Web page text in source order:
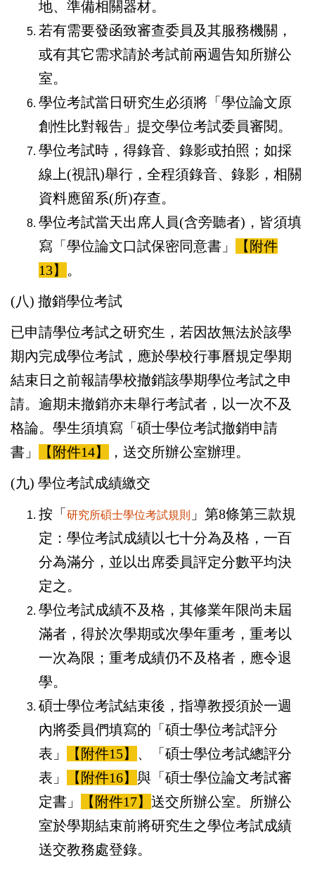
地、準備相關器材。
若有需要發函致審查委員及其服務機關，
或有其它需求請於考試前兩週告知所辦公
室。
學位考試當日研究生必須將「學位論文原
創性比對報告」提交學位考試委員審閱。
學位考試時，得錄音、錄影或拍照；如採
線上(視訊)舉行，全程須錄音、錄影，相關
資料應留系(所)存查。
學位考試當天出席人員(含旁聽者)，皆須填
寫「學位論文口試保密同意書」
【附件
13】 。
(八) 撤銷學位考試
已申請學位考試之研究生，若因故無法於該學
期內完成學位考試，應於學校行事曆規定學期
結束日之前報請學校撤銷該學期學位考試之申
請。逾期未撤銷亦未舉行考試者，以一次不及
格論。學生須填寫「碩士學位考試撤銷申請
書」
【附件14】
，送交所辦公室辦理。
(九) 學位考試成績繳交
按「 研究所碩士學位考試規則
」第8條第三款規
定：學位考試成績以七十分為及格，一百
分為滿分，並以出席委員評定分數平均決
定之。
學位考試成績不及格，其修業年限尚未屆
滿者，得於次學期或次學年重考，重考以
一次為限；重考成績仍不及格者，應令退
學。
碩士學位考試結束後，指導教授須於一週
內將委員們填寫的「碩士學位考試評分
表」
【附件15】 、「碩士學位考試總評分
表」
【附件16】 與「碩士學位論文考試審
定書」
【附件17】 送交所辦公室。所辦公
室於學期結束前將研究生之學位考試成績
送交教務處登錄。